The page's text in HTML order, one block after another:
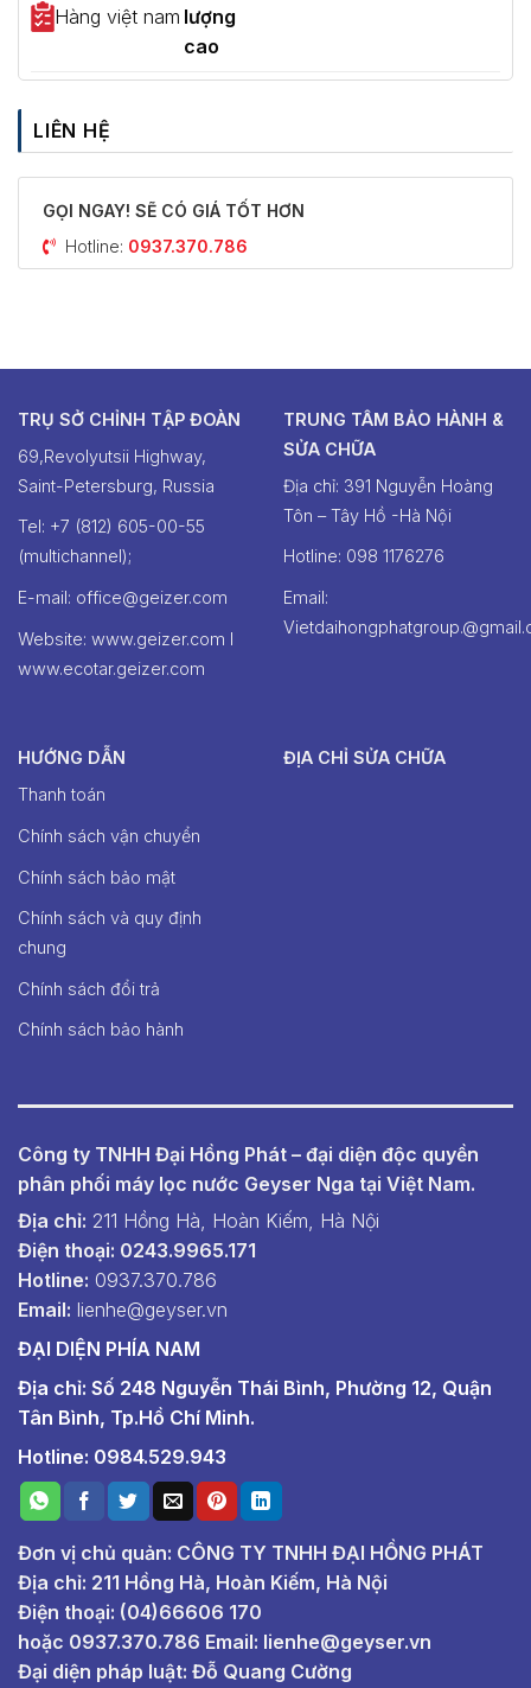
Hàng việt nam lượng
cao
LIÊN HỆ
GỌI NGAY! SẼ CÓ GIÁ TỐT HƠN
Hotline: 0937.370.786
TRỤ SỞ CHỈNH TẬP ĐOÀN
69,Revolyutsii Highway,
Saint-Petersburg, Russia
Tel: +7 (812) 605-00-55
(multichannel);
E-mail: office@geizer.com
Website: www.geizer.com I
www.ecotar.geizer.com
TRUNG TÂM BẢO HÀNH &
SỬA CHỮA
Địa chỉ: 391 Nguyễn Hoàng
Tôn – Tây Hồ -Hà Nội
Hotline: ‭098 1176276‬
Email:
HƯỚNG DẪN
Thanh toán
Chính sách vận chuyển
Chính sách bảo mật
Chính sách và quy định
chung
Chính sách đổi trả
Chính sách bảo hành
ĐỊA CHỈ SỬA CHỮA
Công ty TNHH Đại Hồng Phát – đại diện độc quyền
phân phối máy lọc nước Geyser Nga tại Việt Nam.
Địa chỉ: 211 Hồng Hà, Hoàn Kiếm, Hà Nội
Điện thoại: 0243.9965.171
Hotline: 0937.370.786
Email: lienhe@geyser.vn
ĐẠI DIỆN PHÍA NAM
Địa chỉ: Số 248 Nguyễn Thái Bình, Phường 12, Quận
Tân Bình, Tp.Hồ Chí Minh.
Hotline: 0984.529.943
Đơn vị chủ quản: CÔNG TY TNHH ĐẠI HỒNG PHÁT
Địa chỉ: 211 Hồng Hà, Hoàn Kiếm, Hà Nội
Điện thoại: (04)66606 170
hoặc 0937.370.786 Email: lienhe@geyser.vn
Đại diện pháp luật: Đỗ Quang Cường